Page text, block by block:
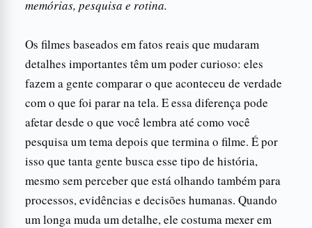
memórias, pesquisa e rotina.
Os filmes baseados em fatos reais que mudaram
detalhes importantes têm um poder curioso: eles
fazem a gente comparar o que aconteceu de verdade
com o que foi parar na tela. E essa diferença pode
afetar desde o que você lembra até como você
pesquisa um tema depois que termina o filme. É por
isso que tanta gente busca esse tipo de história,
mesmo sem perceber que está olhando também para
processos, evidências e decisões humanas. Quando
um longa muda um detalhe, ele costuma mexer em